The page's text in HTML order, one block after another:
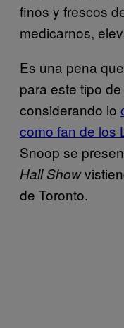
finos y frescos
medicarnos,
Es una pena
para este tipo
considerando lo
como fan de los
Snoop se
Hall Show
de Toronto.